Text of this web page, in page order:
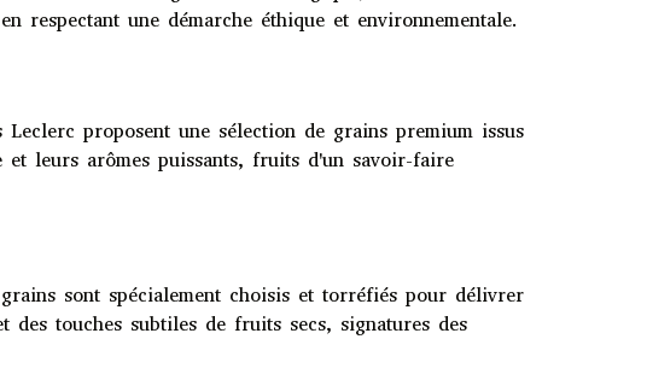
respectant une démarche éthique et environnementale.
proposent une sélection de grains premium issus
leurs arômes puissants, fruits d'un savoir-faire
sont spécialement choisis et torréfiés pour délivrer
des touches subtiles de fruits secs, signatures des